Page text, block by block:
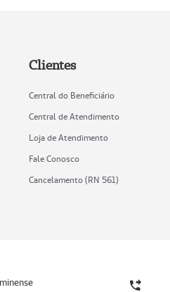
Clientes
Central do Beneficiário
Central de Atendimento
Loja de Atendimento
Fale Conosco
Cancelamento (RN 561)